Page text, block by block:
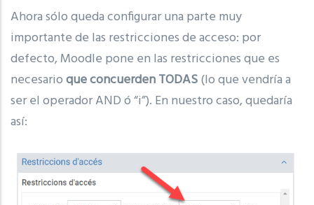
Ahora sólo queda configurar una parte muy
importante de las restricciones de acceso: por
defecto, Moodle pone en las restricciones que es
necesarioque concuerden TODAS(lo que vendría a
ser el operador AND ó “i”). En nuestro caso, quedaría
así: